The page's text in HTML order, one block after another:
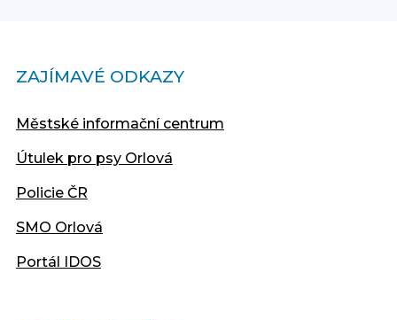
ZAJÍMAVÉ ODKAZY
Městské informační centrum
Útulek pro psy Orlová
Policie ČR
SMO Orlová
Portál IDOS